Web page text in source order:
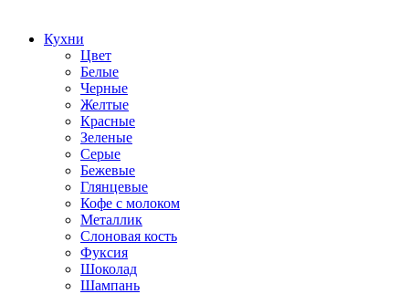
Кухни
Цвет
Белые
Черные
Желтые
Красные
Зеленые
Серые
Бежевые
Глянцевые
Кофе с молоком
Металлик
Слоновая кость
Фуксия
Шоколад
Шампань